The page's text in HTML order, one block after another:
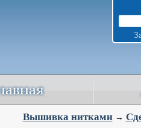
Вышивка нитками→